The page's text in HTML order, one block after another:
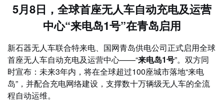
无人矿区通信新基建：双方案，全场景，零卡顿
无人车“大航海时代”：四大场景挺进深蓝，全球运力重构战打响
智能网联汽车：从“新能源汽车之都”到“无人之境”领跑者
“无人驾驶、有人运营”困局何解？来电岛：自动补能+智能运营+城
市成网
无人配送车“遍地跑”的时代，正从山东加速到来
5月8日，全球首座无人车自动充电及运营
中心“来电岛1号”在青岛启用
新石器无人车联合特来电、国网青岛供电公司正式启用全球
首座无人车自动充电及运营中心——“来电岛1号”。双方同
时宣布：未来3年内，将在全球超过100座城市落地“来电
岛”，并配合充电网络建设，支撑数十万辆级无人车的全流
程自动运维。